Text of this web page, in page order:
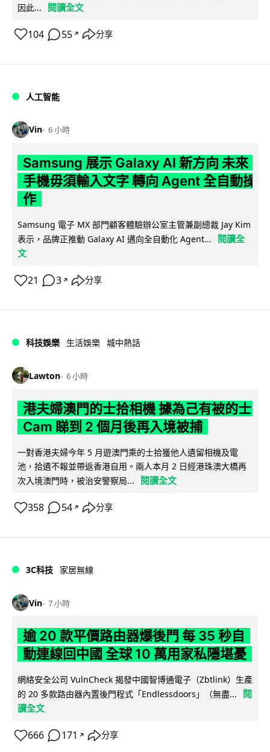
因此...
閱讀全文
104 55 ↗ 分享
人工智能
Vin 6 小時
Samsung 展示 Galaxy AI 新方向 未來
手機毋須輸入文字 轉向 Agent 全自動操
作
Samsung 電子 MX 部門顧客體驗辦公室主管兼副總裁 Jay Kim
表示，品牌正推動 Galaxy AI 邁向全自動化 Agent...
閱讀全
文
21 3 ↗ 分享
科技娛樂 生活娛樂 城中熱話
Lawton 6 小時
港夫婦澳門的士拾相機 據為己有被的士
Cam 睇到 2 個月後再入境被捕
一對香港夫婦今年 5 月遊澳門乘的士拾獲他人遺留相機及電
池，拾遺不報並帶返香港自用。兩人本月 2 日經港珠澳大橋再
次入境澳門時，被治安警察局...
閱讀全文
358 54 ↗ 分享
3C科技 家居無線
Vin 7 小時
逾 20 款平價路由器爆後門 每 35 秒自
動連線回中國 全球 10 萬用家私隱堪憂
網絡安全公司 VulnCheck 揭發中國智博通電子（Zbtlink）生產
的 20 多款路由器內置後門程式「Endlessdoors」（無盡...
閱
讀全文
666 171 ↗ 分享